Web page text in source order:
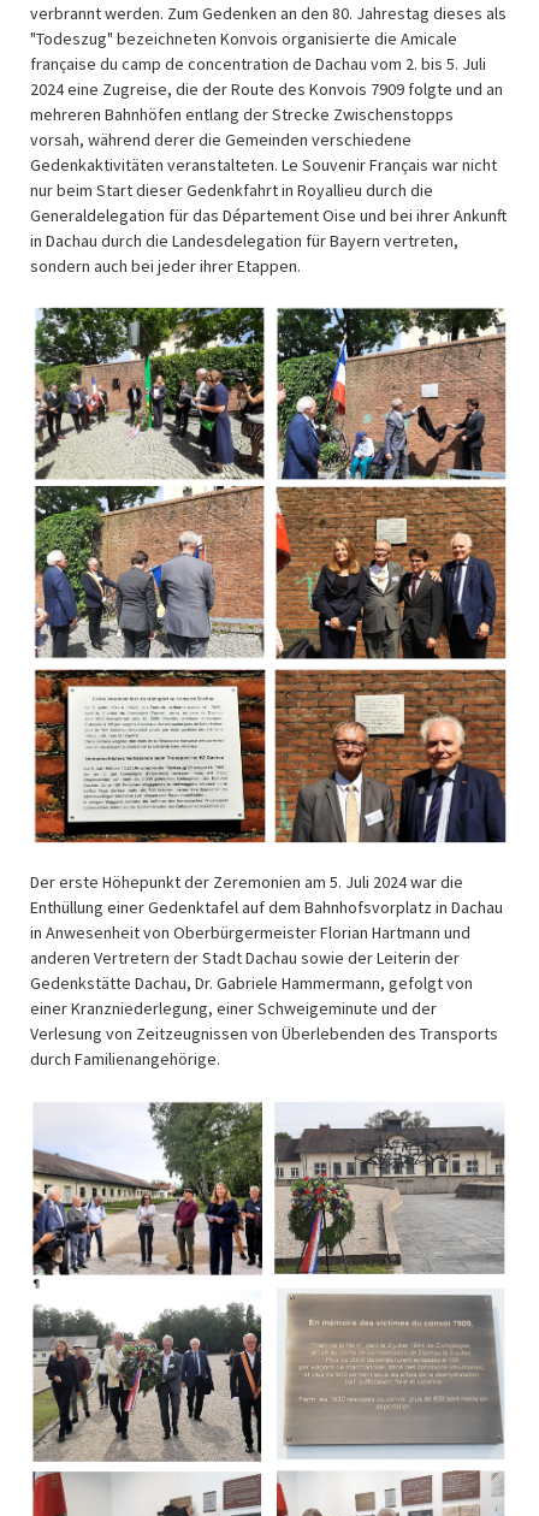
verbrannt werden. Zum Gedenken an den 80. Jahrestag dieses als
"Todeszug" bezeichneten Konvois organisierte die Amicale
française du camp de concentration de Dachau vom 2. bis 5. Juli
2024 eine Zugreise, die der Route des Konvois 7909 folgte und an
mehreren Bahnhöfen entlang der Strecke Zwischenstopps
vorsah, während derer die Gemeinden verschiedene
Gedenkaktivitäten veranstalteten. Le Souvenir Français war nicht
nur beim Start dieser Gedenkfahrt in Royallieu durch die
Generaldelegation für das Département Oise und bei ihrer Ankunft
in Dachau durch die Landesdelegation für Bayern vertreten,
sondern auch bei jeder ihrer Etappen.
Der erste Höhepunkt der Zeremonien am 5. Juli 2024 war die
Enthüllung einer Gedenktafel auf dem Bahnhofsvorplatz in Dachau
in Anwesenheit von Oberbürgermeister Florian Hartmann und
anderen Vertretern der Stadt Dachau sowie der Leiterin der
Gedenkstätte Dachau, Dr. Gabriele Hammermann, gefolgt von
einer Kranzniederlegung, einer Schweigeminute und der
Verlesung von Zeitzeugnissen von Überlebenden des Transports
durch Familienangehörige.